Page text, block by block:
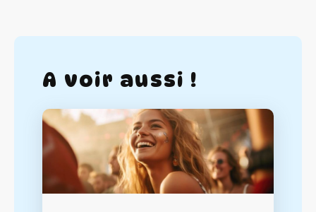
A voir aussi !